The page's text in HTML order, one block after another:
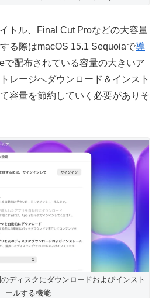
トル、Final Cut Proなどの大容量
る際はmacOS 15.1 Sequoiaで導
で配布されている容量の大きいア
レージへダウンロード＆インスト
容量を節約していく必要がありそ
ディスクにダウンロードおよびインスト
ールする機能